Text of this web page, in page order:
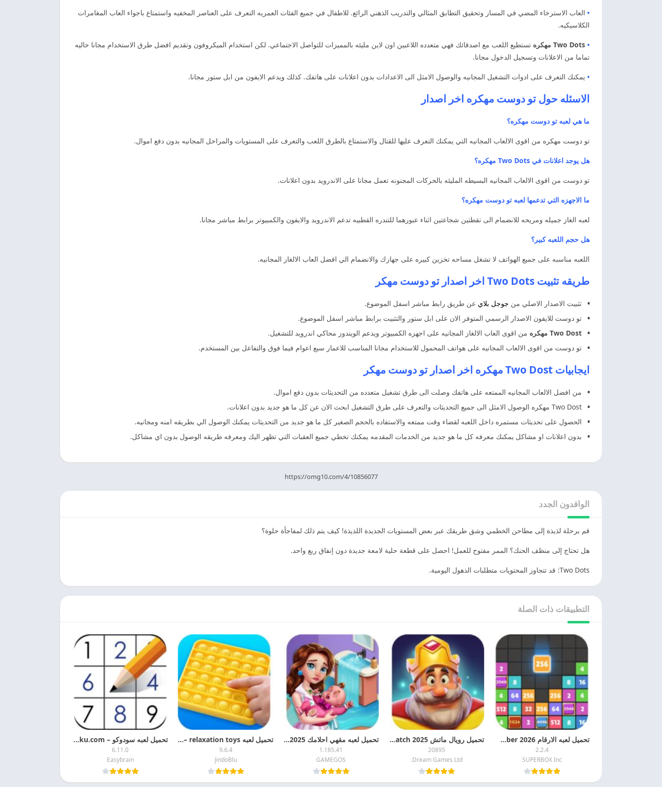
• العاب الاسترخاء المضي في المسار وتحقيق التطابق المثالي والتدريب الذهني الرائع. للاطفال في جميع الفئات العمريه التعرف على العناصر المخفيه واستمتاع باجواء العاب المغامرات
الكلاسيكيه.
• Two Dots مهكره
تستطيع اللعب مع اصدقائك فهي متعدده اللاعبين اون لاين مليئه بالمميزات للتواصل الاجتماعي. لكن استخدام الميكروفون وتقديم افضل طرق الاستخدام مجانا خاليه
تماما من الاعلانات وتسجيل الدخول مجانا.
• يمكنك التعرف على ادوات التشغيل المجانيه والوصول الامثل الى الاعدادات بدون اعلانات على هاتفك. كذلك ويدعم الايفون من ابل ستور مجانا.
الاسئله حول تو دوست مهكره اخر اصدار
ما هي لعبه تو دوست مهكره؟
تو دوست مهكره من اقوى الالعاب المجانيه التي يمكنك التعرف عليها للقتال والاستمتاع بالطرق اللعب والتعرف على المستويات والمراحل المجانيه بدون دفع اموال.
هل يوجد اعلانات في Two Dots مهكره؟
تو دوست من اقوى الالعاب المجانيه البسيطه المليئه بالحركات المجنونه تعمل مجانا على الاندرويد بدون اعلانات.
ما الاجهزه التي تدعمها لعبه تو دوست مهكره؟
لعبه الغاز جميله ومريحه للانضمام الى نقطتين شجاعتين اثناء عبورهما للتندره القطبيه تدعم الاندرويد والايفون والكمبيوتر برابط مباشر مجانا.
هل حجم اللعبه كبير؟
اللعبه مناسبه على جميع الهواتف لا تشغل مساحه تخزين كبيره على جهازك والانضمام الي افضل العاب الالغاز المجانيه.
طريقه تثبيت Two Dots اخر اصدار تو دوست مهكر
تثبيت الاصدار الاصلي من جوجل بلاي عن طريق رابط مباشر اسفل الموضوع.
تو دوست للايفون الاصدار الرسمي المتوفر الان على ابل ستور والتثبيت برابط مباشر اسفل الموضوع.
Two Dost مهكره
من اقوى العاب الالغاز المجانيه على اجهزه الكمبيوتر ويدعم الويندوز محاكي اندرويد للتشغيل.
تو دوست من اقوى الالعاب المجانيه على هواتف المحمول للاستخدام مجانا المناسب للاعمار سبع اعوام فيما فوق والتفاعل بين المستخدم.
ايجابيات Two Dost مهكره اخر اصدار تو دوست مهكر
من افضل الالعاب المجانيه الممتعه على هاتفك وصلت الى طرق تشغيل متعدده من التحديثات بدون دفع اموال.
Two Dost مهكره الوصول الامثل الى جميع التحديثات والتعرف على طرق التشغيل ابحث الان عن كل ما هو جديد بدون اعلانات.
الحصول على تحديثات مستمره داخل اللعبه لقضاء وقت ممتعه والاستفاده بالحجم الصغير كل ما هو جديد من التحديثات يمكنك الوصول الي بطريقه امنه ومجانيه.
بدون اعلانات او مشاكل يمكنك معرفه كل ما هو جديد من الخدمات المقدمه يمكنك تخطي جميع العقبات التي تظهر اليك ومعرفه طريقه الوصول بدون اي مشاكل.
https://omg10.com/4/10856077
الوافدون الجدد
قم برحلة لذيذة إلى مطاحن الخطمي وشق طريقك عبر بعض المستويات الجديدة اللذيذة! كيف يتم ذلك لمفاجأة حلوة؟
هل تحتاج إلى منظف الحنك؟ الممر مفتوح للعمل! احصل على قطعة حلية لامعة جديدة دون إنفاق ربع واحد.
Two Dots: قد تتجاوز المحتويات متطلبات الذهول اليومية.
التطبيقات ذات الصلة
تحميل لعبه الارقام 2026 Drop The Number مهكره اخر تحديث
2.2.4
SUPERBOX Inc
تحميل رويال ماتش 2025 Royal Match مهكره اخر اصدار
20895
Dream Games Ltd.
تحميل لعبه مقهي احلامك 2025 Manor Cafe مهكره اخر اصدار
1.185.41
GAMEGOS
تحميل لعبه Antistress – relaxation toys مهكره اخر تحديث
9.6.4
JindoBlu
تحميل لعبه سودوكو – Sudoku.com مهكره اخر اصدار مجانا
6.11.0
Easybrain